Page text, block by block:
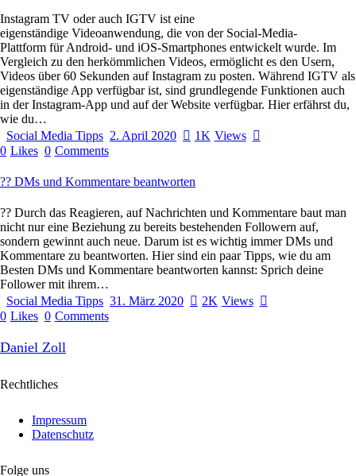
Instagram TV oder auch IGTV ist eine
eigenständige Videoanwendung, die von der Social-Media-
Plattform für Android- und iOS-Smartphones entwickelt wurde. Im
Vergleich zu den herkömmlichen Videos, ermöglicht es den Usern,
Videos über 60 Sekunden auf Instagram zu posten. Während IGTV als
eigenständige App verfügbar ist, sind grundlegende Funktionen auch
in der Instagram-App und auf der Website verfügbar. Hier erfährst du,
wie du…
Social Media Tipps 2. April 2020 1K Views
0 Likes 0 Comments
?? DMs und Kommentare beantworten
?? Durch das Reagieren, auf Nachrichten und Kommentare baut man
nicht nur eine Beziehung zu bereits bestehenden Followern auf,
sondern gewinnt auch neue. Darum ist es wichtig immer DMs und
Kommentare zu beantworten. Hier sind ein paar Tipps, wie du am
Besten DMs und Kommentare beantworten kannst: Sprich deine
Follower mit ihrem…
Social Media Tipps 31. März 2020 2K Views
0 Likes 0 Comments
Daniel Zoll
Rechtliches
Impressum
Datenschutz
Folge uns